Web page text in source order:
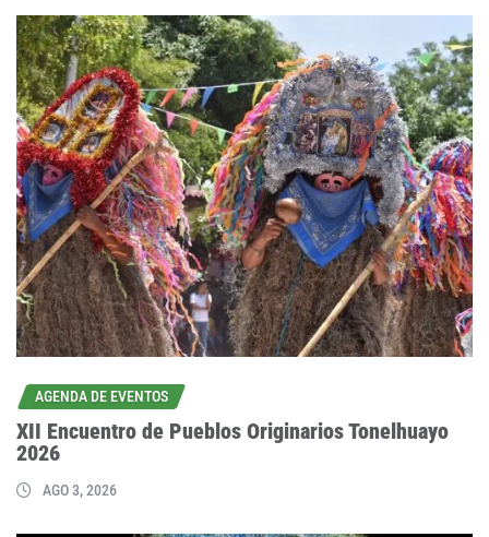
AGENDA DE EVENTOS
XII Encuentro de Pueblos Originarios Tonelhuayo
2026
AGO 3, 2026